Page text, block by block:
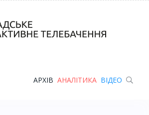
АРХІВ АНАЛІТИКА ВІДЕО